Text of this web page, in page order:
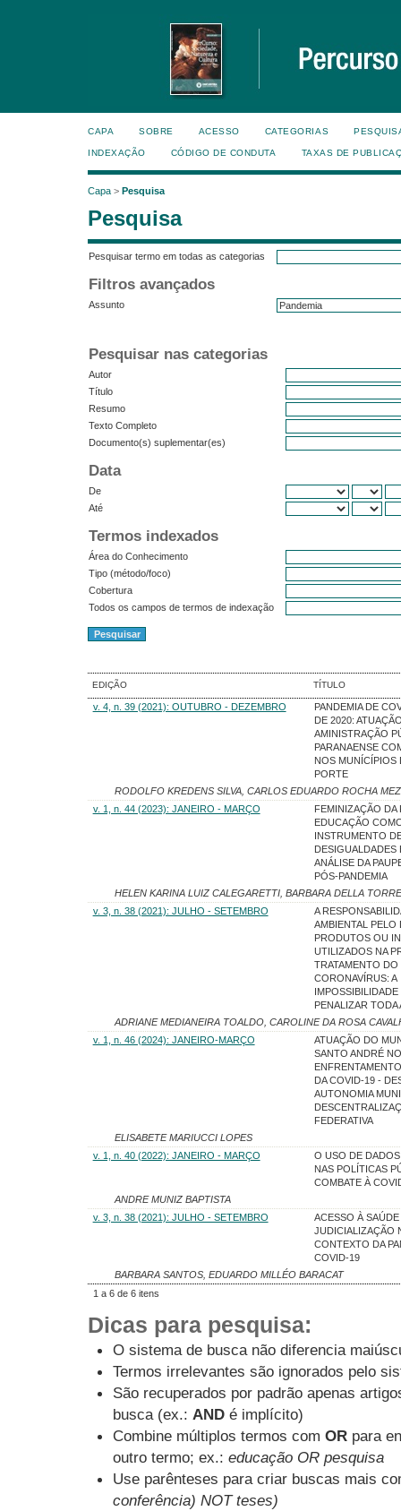
CAPA SOBRE ACESSO CATEGORIAS
INDEXAÇÃO CÓDIGO DE CONDUTA TAXAS DE
Capa > Pesquisa
Pesquisa
Pesquisar termo em todas as categorias
Filtros avançados
Assunto
Pesquisar nas categorias
Autor
Título
Resumo
Texto Completo
Documento(s) suplementar(es)
Data
De
Até
Termos indexados
Área do Conhecimento
Tipo (método/foco)
Cobertura
Todos os campos de termos de indexação
EDIÇÃO TÍTULO
v. 4, n. 39 (2021): OUTUBRO - DEZEMBRO
PANDEMIA DE
DE 2020:
AMINISTRAÇÃO
PARANAENSE
NOS MUNÍCÍPIOS
PORTE
RODOLFO KREDENS SILVA, CARLOS EDUARDO ROCHA
v. 1, n. 44 (2023): JANEIRO - MARÇO
FEMINIZAÇÃO DA
EDUCAÇÃO
INSTRUMENTO
DESIGUALDADES
ANÁLISE DA
PÓS-PANDEMIA
HELEN KARINA LUIZ CALEGARETTI, BARBARA DELLA
v. 3, n. 38 (2021): JULHO - SETEMBRO
A
AMBIENTAL PELO
PRODUTOS OU
UTILIZADOS NA
TRATAMENTO DO
CORONAVÍRUS: A
IMPOSSIBILIDADE
PENALIZAR TODA
ADRIANE MEDIANEIRA TOALDO, CAROLINE DA ROSA
v. 1, n. 46 (2024): JANEIRO-MARÇO
ATUAÇÃO DO
SANTO ANDRÉ NO
DA COVID-19 -
AUTONOMIA
FEDERATIVA
ELISABETE MARIUCCI LOPES
v. 1, n. 40 (2022): JANEIRO - MARÇO
O USO DE
NAS POLÍTICAS
COMBATE À
ANDRE MUNIZ BAPTISTA
v. 3, n. 38 (2021): JULHO - SETEMBRO
ACESSO À SAÚDE
JUDICIALIZAÇÃO
CONTEXTO DA
COVID-19
BARBARA SANTOS, EDUARDO MILLÉO BARACAT
1 a 6 de 6 itens
Dicas para pesquisa:
O sistema de busca não diferencia
Termos irrelevantes são ignorados pelo
São recuperados por padrão apenas
busca (ex.: AND é implícito)
Combine múltiplos termos com OR para
outro termo; ex.: educação OR pesquisa
Use parênteses para criar buscas mais
conferência) NOT teses)